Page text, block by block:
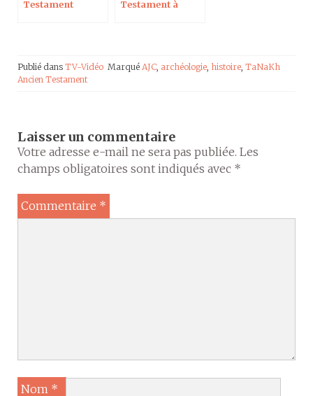
Testament
Testament à
Publié dans TV-Vidéo Marqué AJC, archéologie, histoire, TaNaKh
Ancien Testament
Laisser un commentaire
Votre adresse e-mail ne sera pas publiée. Les
champs obligatoires sont indiqués avec *
Commentaire *
Nom *